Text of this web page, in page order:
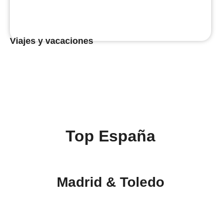
Viajes y vacaciones
Top España
Madrid & Toledo